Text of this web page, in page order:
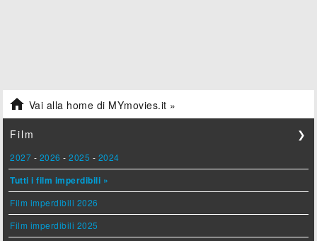
 Vai alla home di MYmovies.it »
Film ❯
2027 - 2026 -2025 - 2024
Tutti i film imperdibili »
Film imperdibili 2026
Film imperdibili 2025